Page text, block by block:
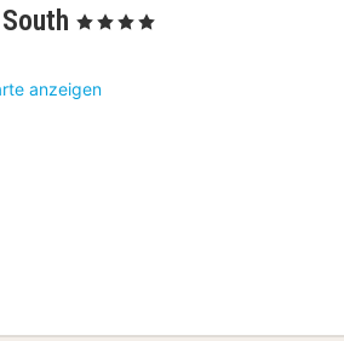
1
ab
79
, 4 Sterne
anzeigen